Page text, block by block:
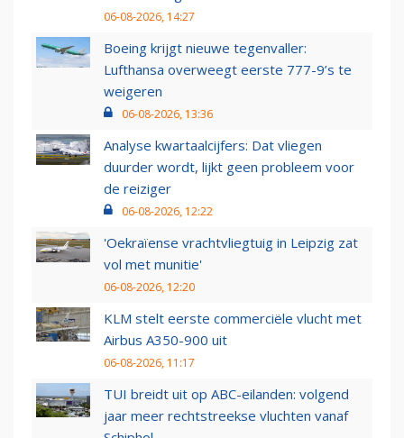
06-08-2026, 14:27
Boeing krijgt nieuwe tegenvaller:
Lufthansa overweegt eerste 777-9’s te
weigeren
06-08-2026, 13:36
Analyse kwartaalcijfers: Dat vliegen
duurder wordt, lijkt geen probleem voor
de reiziger
06-08-2026, 12:22
'Oekraïense vrachtvliegtuig in Leipzig zat
vol met munitie'
06-08-2026, 12:20
KLM stelt eerste commerciële vlucht met
Airbus A350-900 uit
06-08-2026, 11:17
TUI breidt uit op ABC-eilanden: volgend
jaar meer rechtstreekse vluchten vanaf